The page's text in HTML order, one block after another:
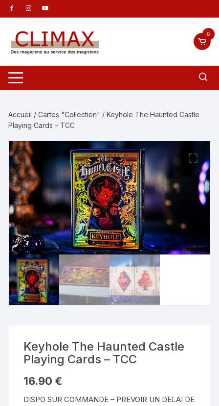
Aller
au
contenu
0
Accueil /Cartes "Collection" / Keyhole The Haunted Castle
Playing Cards – TCC
Keyhole The Haunted Castle
Playing Cards – TCC
16.90 €
DISPO SUR COMMANDE – PREVOIR UN DELAI DE